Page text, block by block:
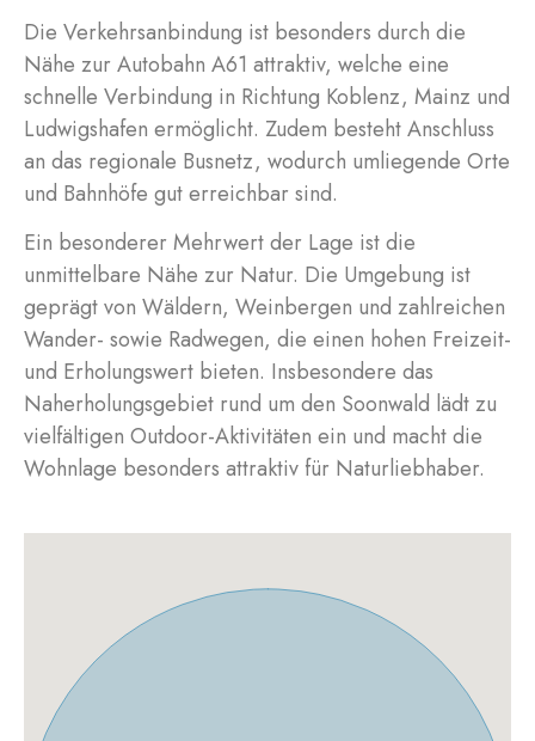
Die Verkehrsanbindung ist besonders durch die
Nähe zur Autobahn A61 attraktiv, welche eine
schnelle Verbindung in Richtung Koblenz, Mainz und
Ludwigshafen ermöglicht. Zudem besteht Anschluss
an das regionale Busnetz, wodurch umliegende Orte
und Bahnhöfe gut erreichbar sind.
Ein besonderer Mehrwert der Lage ist die
unmittelbare Nähe zur Natur. Die Umgebung ist
geprägt von Wäldern, Weinbergen und zahlreichen
Wander- sowie Radwegen, die einen hohen Freizeit-
und Erholungswert bieten. Insbesondere das
Naherholungsgebiet rund um den Soonwald lädt zu
vielfältigen Outdoor-Aktivitäten ein und macht die
Wohnlage besonders attraktiv für Naturliebhaber.